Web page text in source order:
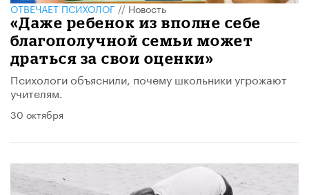
ОТВЕЧАЕТ ПСИХОЛОГ//Новость
«Даже ребенок из вполне себе
благополучной семьи может
драться за свои оценки»
Психологи объяснили, почему школьники угрожают
учителям.
30 октября